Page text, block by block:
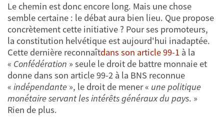
Le chemin est donc encore long. Mais une chose
semble certaine : le débat aura bien lieu. Que propose
concrètement cette initiative ? Pour ses promoteurs,
la constitution helvétique est aujourd'hui inadaptée.
Cette dernière reconnaîtdans son article 99-1 à la
« Confédération » seule le droit de battre monnaie et
donne dans son article 99-2 à la BNS reconnue
« indépendante », le droit de mener « une politique
monétaire servant les intérêts généraux du pays. »
Rien de plus.